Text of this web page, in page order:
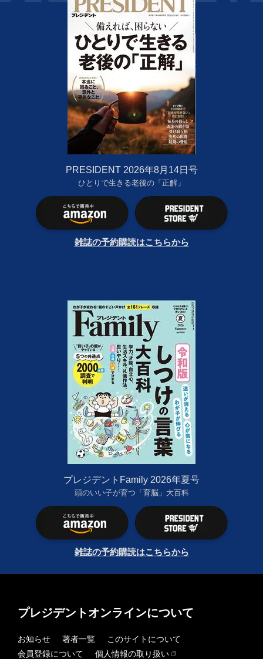
PRESIDENT 2026年8月14日号
ひとりで生きる老後の「正解」
雑誌の予約購読はこちらから
プレジデントFamily 2026年夏号
頭のいい子が育つ「育脳」大百科
雑誌の予約購読はこちらから
プレジデントオンラインについて
お知らせ 著者一覧
このサイトについて
会員登録について
個人情報の取り扱い